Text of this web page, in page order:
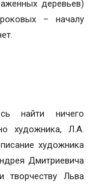
деревьев)
– началу
найти ничего
художника, Л.А.
художника
Дмитриевича
творчеству Льва